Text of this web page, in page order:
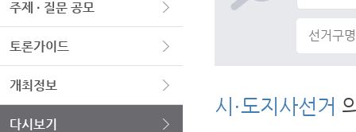
주제 · 질문 공모
토론가이드
개최정보
다시보기
시·도지사선거